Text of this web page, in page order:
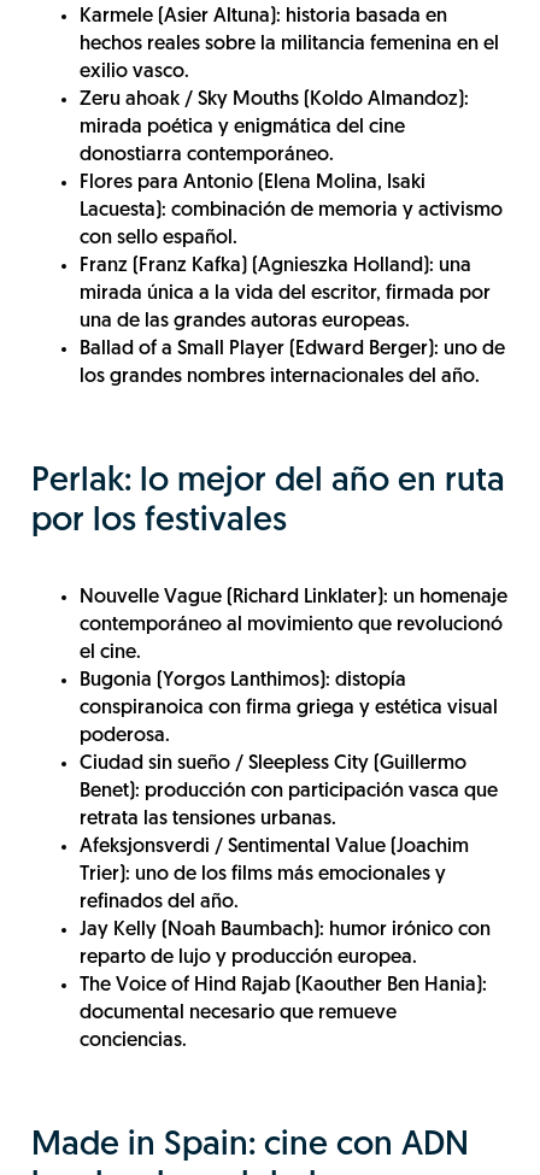
Karmele (Asier Altuna): historia basada en
hechos reales sobre la militancia femenina en el
exilio vasco.
Zeru ahoak / Sky Mouths (Koldo Almandoz):
mirada poética y enigmática del cine
donostiarra contemporáneo.
Flores para Antonio (Elena Molina, Isaki
Lacuesta): combinación de memoria y activismo
con sello español.
Franz (Franz Kafka) (Agnieszka Holland): una
mirada única a la vida del escritor, firmada por
una de las grandes autoras europeas.
Ballad of a Small Player (Edward Berger): uno de
los grandes nombres internacionales del año.
Perlak: lo mejor del año en ruta
por los festivales
Nouvelle Vague (Richard Linklater): un homenaje
contemporáneo al movimiento que revolucionó
el cine.
Bugonia (Yorgos Lanthimos): distopía
conspiranoica con firma griega y estética visual
poderosa.
Ciudad sin sueño / Sleepless City (Guillermo
Benet): producción con participación vasca que
retrata las tensiones urbanas.
Afeksjonsverdi / Sentimental Value (Joachim
Trier): uno de los films más emocionales y
refinados del año.
Jay Kelly (Noah Baumbach): humor irónico con
reparto de lujo y producción europea.
The Voice of Hind Rajab (Kaouther Ben Hania):
documental necesario que remueve
conciencias.
Made in Spain: cine con ADN